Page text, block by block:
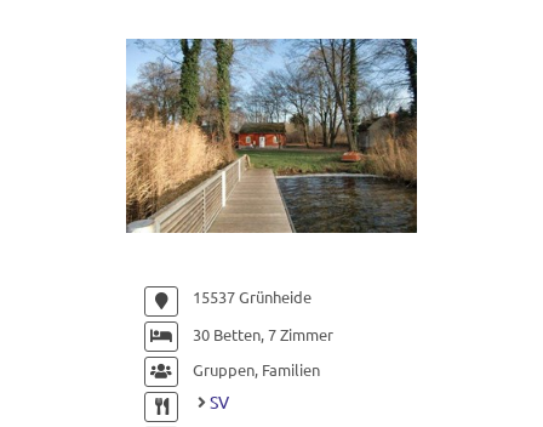
15537 Grünheide
30 Betten, 7 Zimmer
Gruppen, Familien
SV